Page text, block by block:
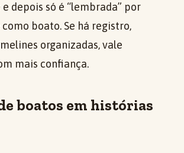
depois só é “lembrada” por
boato. Se há registro,
organizadas, vale
mais confiança.
boatos em histórias